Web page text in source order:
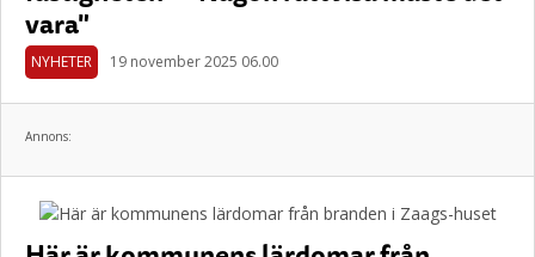
vara"
NYHETER 19 november 2025 06.00
Annons: